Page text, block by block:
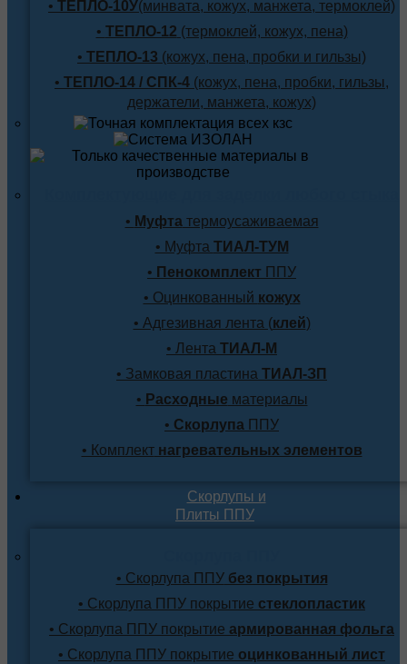
• ТЕПЛО-10У(минвата, кожух, манжета, термоклей)
• ТЕПЛО-12 (термоклей, кожух, пена)
• ТЕПЛО-13 (кожух, пена, пробки и гильзы)
• ТЕПЛО-14 / СПК-4 (кожух, пена, пробки, гильзы,
держатели, манжета, кожух)
• Муфтатермоусаживаемая
• Муфта ТИАЛ-ТУМ
• Пенокомплект ППУ
• Оцинкованный кожух
• Адгезивная лента (клей)
• Лента ТИАЛ-М
• Замковая пластина ТИАЛ-ЗП
• Расходные материалы
• Скорлупа ППУ
• Комплектнагревательных элементов
Скорлупы и
Плиты ППУ
• Скорлупа ППУбез покрытия
• Скорлупа ППУ покрытие стеклопластик
• Скорлупа ППУ покрытие армированная фольга
• Скорлупа ППУ покрытие оцинкованный лист